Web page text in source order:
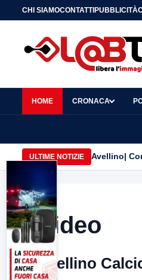
CHI SIAMOCONTATTIPUBBLICITÀ
HOME CRONACA
ULTIME NOTIZIE Avellino|
Video
Avellino